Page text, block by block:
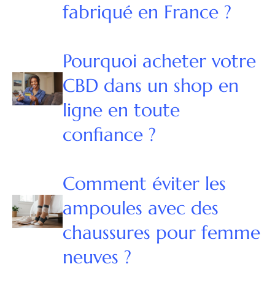
fabriqué en France ?
Pourquoi acheter votre
CBD dans un shop en
ligne en toute
confiance ?
Comment éviter les
ampoules avec des
chaussures pour femme
neuves ?